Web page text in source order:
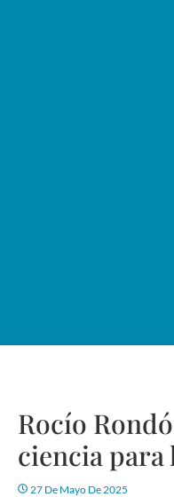
Rocío
ciencia para
27 De Mayo De 2025